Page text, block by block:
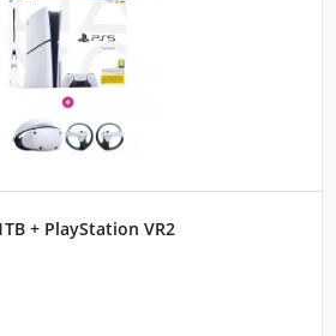
+ PlayStation VR2